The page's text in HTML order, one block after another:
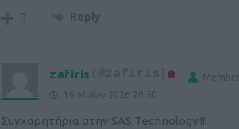
0 Reply
zafiris
Member
16 Μαΐου 2026 20:50
Συγχαρητήρια στην SAS Technology!!!!